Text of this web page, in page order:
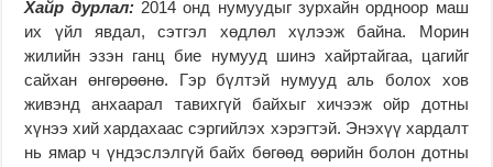
Хайр дурлал: 2014 онд нумуудыг зурхайн ордноор маш
их үйл явдал, сэтгэл хөдлөл хүлээж байна. Морин
жилийн эзэн ганц бие нумууд шинэ хайртайгаа, цагийг
сайхан өнгөрөөнө. Гэр бүлтэй нумууд аль болох хов
живэнд анхаарал тавихгүй байхыг хичээж ойр дотны
хүнээ хий хардахаас сэргийлэх хэрэгтэй. Энэхүү хардалт
нь ямар ч үндэслэлгүй байх бөгөөд өөрийн болон дотны